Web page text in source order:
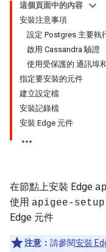
這個頁面中的內容
安裝注意事項
設定 Postgres 主要執
啟用 Cassandra 驗證
使用受保護的 通訊埠
指定要安裝的元件
建立設定檔
安裝記錄檔
安裝 Edge 元件
在節點上安裝 Edge
使用 apigee-setup
Edge 元件
注意： 請參閱安裝